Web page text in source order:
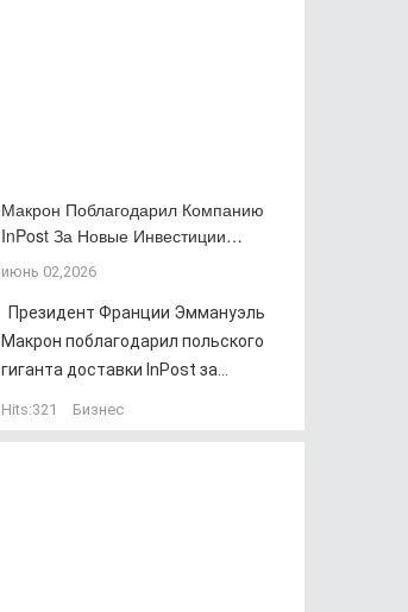
Макрон Поблагодарил Компанию
InPost За Новые Инвестиции…
июнь 02,2026
Президент Франции Эммануэль
Макрон поблагодарил польского
гиганта доставки InPost за...
Hits:321 Бизнес